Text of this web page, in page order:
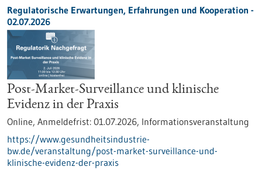
Regulatorische Erwartungen, Erfahrungen und Kooperation -
02.07.2026
Post-Market-Surveillance und klinische
Evidenz in der Praxis
Online, Anmeldefrist: 01.07.2026, Informationsveranstaltung
https://www.gesundheitsindustrie-
bw.de/veranstaltung/post-market-surveillance-und-
klinische-evidenz-der-praxis